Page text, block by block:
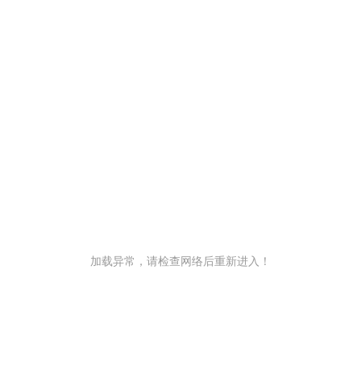
加载异常，请检查网络后重新进入！